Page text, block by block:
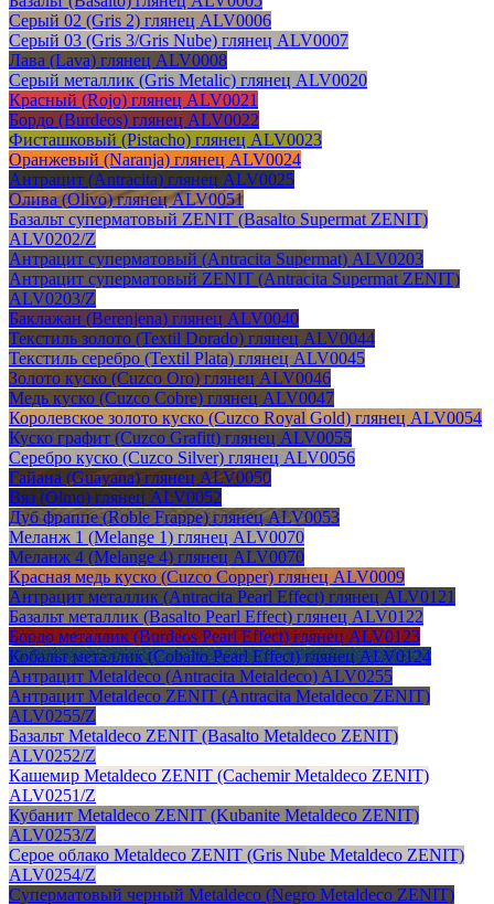
Серый 02 (Gris 2) глянец ALV0006
Серый 03 (Gris 3/Gris Nube) глянец ALV0007
Лава (Lava) глянец ALV0008
Серый металлик (Gris Metalic) глянец ALV0020
Красный (Rojo) глянец ALV0021
Бордо (Burdeos) глянец ALV0022
Фисташковый (Pistacho) глянец ALV0023
Оранжевый (Naranja) глянец ALV0024
Антрацит (Antracita) глянец ALV0025
Олива (Olivo) глянец ALV0051
Базальт суперматовый ZENIT (Basalto Supermat ZENIT)
ALV0202/Z
Антрацит суперматовый (Antracita Supermat) ALV0203
Антрацит суперматовый ZENIT (Antracita Supermat ZENIT)
ALV0203/Z
Баклажан (Berenjena) глянец ALV0040
Текстиль золото (Textil Dorado) глянец ALV0044
Текстиль серебро (Textil Plata) глянец ALV0045
Золото куско (Cuzco Oro) глянец ALV0046
Медь куско (Cuzco Cobre) глянец ALV0047
Королевское золото куско (Cuzco Royal Gold) глянец ALV0054
Куско графит (Cuzco Grafitt) глянец ALV0055
Серебро куско (Cuzco Silver) глянец ALV0056
Гайана (Guayana) глянец ALV0050
Вяз (Olmo) глянец ALV0052
Дуб фраппе (Roble Frappe) глянец ALV0053
Меланж 1 (Melange 1) глянец ALV0070
Меланж 4 (Melange 4) глянец ALV0070
Красная медь куско (Cuzco Copper) глянец ALV0009
Антрацит металлик (Antracita Pearl Effect) глянец ALV0121
Базальт металлик (Basalto Pearl Effect) глянец ALV0122
Бордо металлик (Burdeos Pearl Effect) глянец ALV0123
Кобальт металлик (Cobalto Pearl Effect) глянец ALV0124
Антрацит Metaldeco (Antracita Metaldeco) ALV0255
Антрацит Metaldeco ZENIT (Antracita Metaldeco ZENIT)
ALV0255/Z
Базальт Metaldeco ZENIT (Basalto Metaldeco ZENIT)
ALV0252/Z
Кашемир Metaldeco ZENIT (Cachemir Metaldeco ZENIT)
ALV0251/Z
Кубанит Metaldeco ZENIT (Kubanite Metaldeco ZENIT)
ALV0253/Z
Серое облако Metaldeco ZENIT (Gris Nube Metaldeco ZENIT)
ALV0254/Z
Суперматовый черный Metaldeco (Negro Metaldeco ZENIT)